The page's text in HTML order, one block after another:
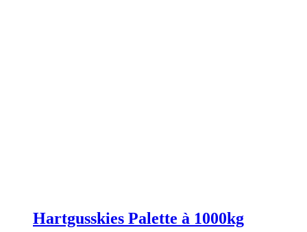
Hartgusskies Palette à 1000kg